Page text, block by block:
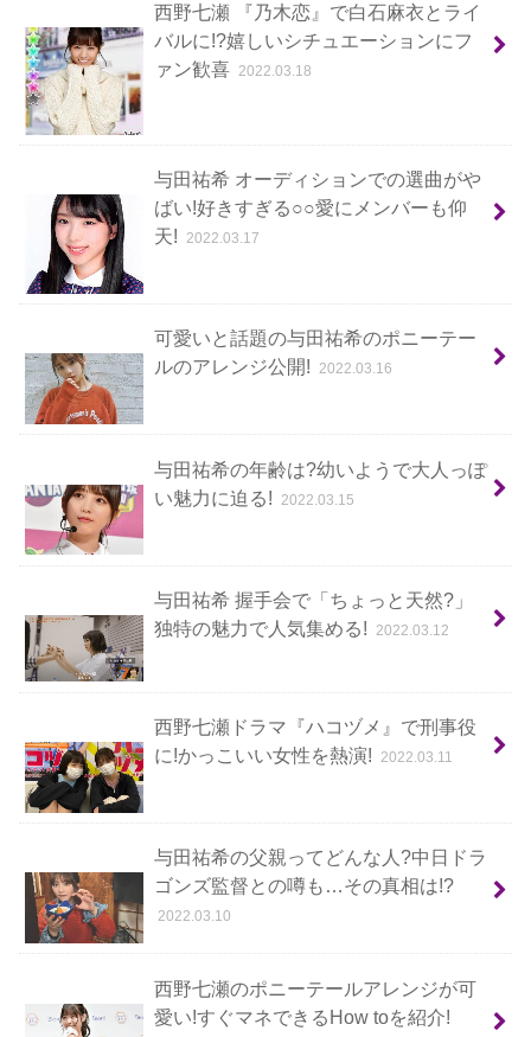
西野七瀬 『乃木恋』で白石麻衣とライ
バルに!?嬉しいシチュエーションにフ
ァン歓喜
2022.03.18
与田祐希 オーディションでの選曲がや
ばい!好きすぎる○○愛にメンバーも仰
天!
2022.03.17
可愛いと話題の与田祐希のポニーテー
ルのアレンジ公開!
2022.03.16
与田祐希の年齢は?幼いようで大人っぽ
い魅力に迫る!
2022.03.15
与田祐希 握手会で「ちょっと天然?」
独特の魅力で人気集める!
2022.03.12
西野七瀬ドラマ『ハコヅメ』で刑事役
に!かっこいい女性を熱演!
2022.03.11
与田祐希の父親ってどんな人?中日ドラ
ゴンズ監督との噂も…その真相は!?
2022.03.10
西野七瀬のポニーテールアレンジが可
愛い!すぐマネできるHow toを紹介!